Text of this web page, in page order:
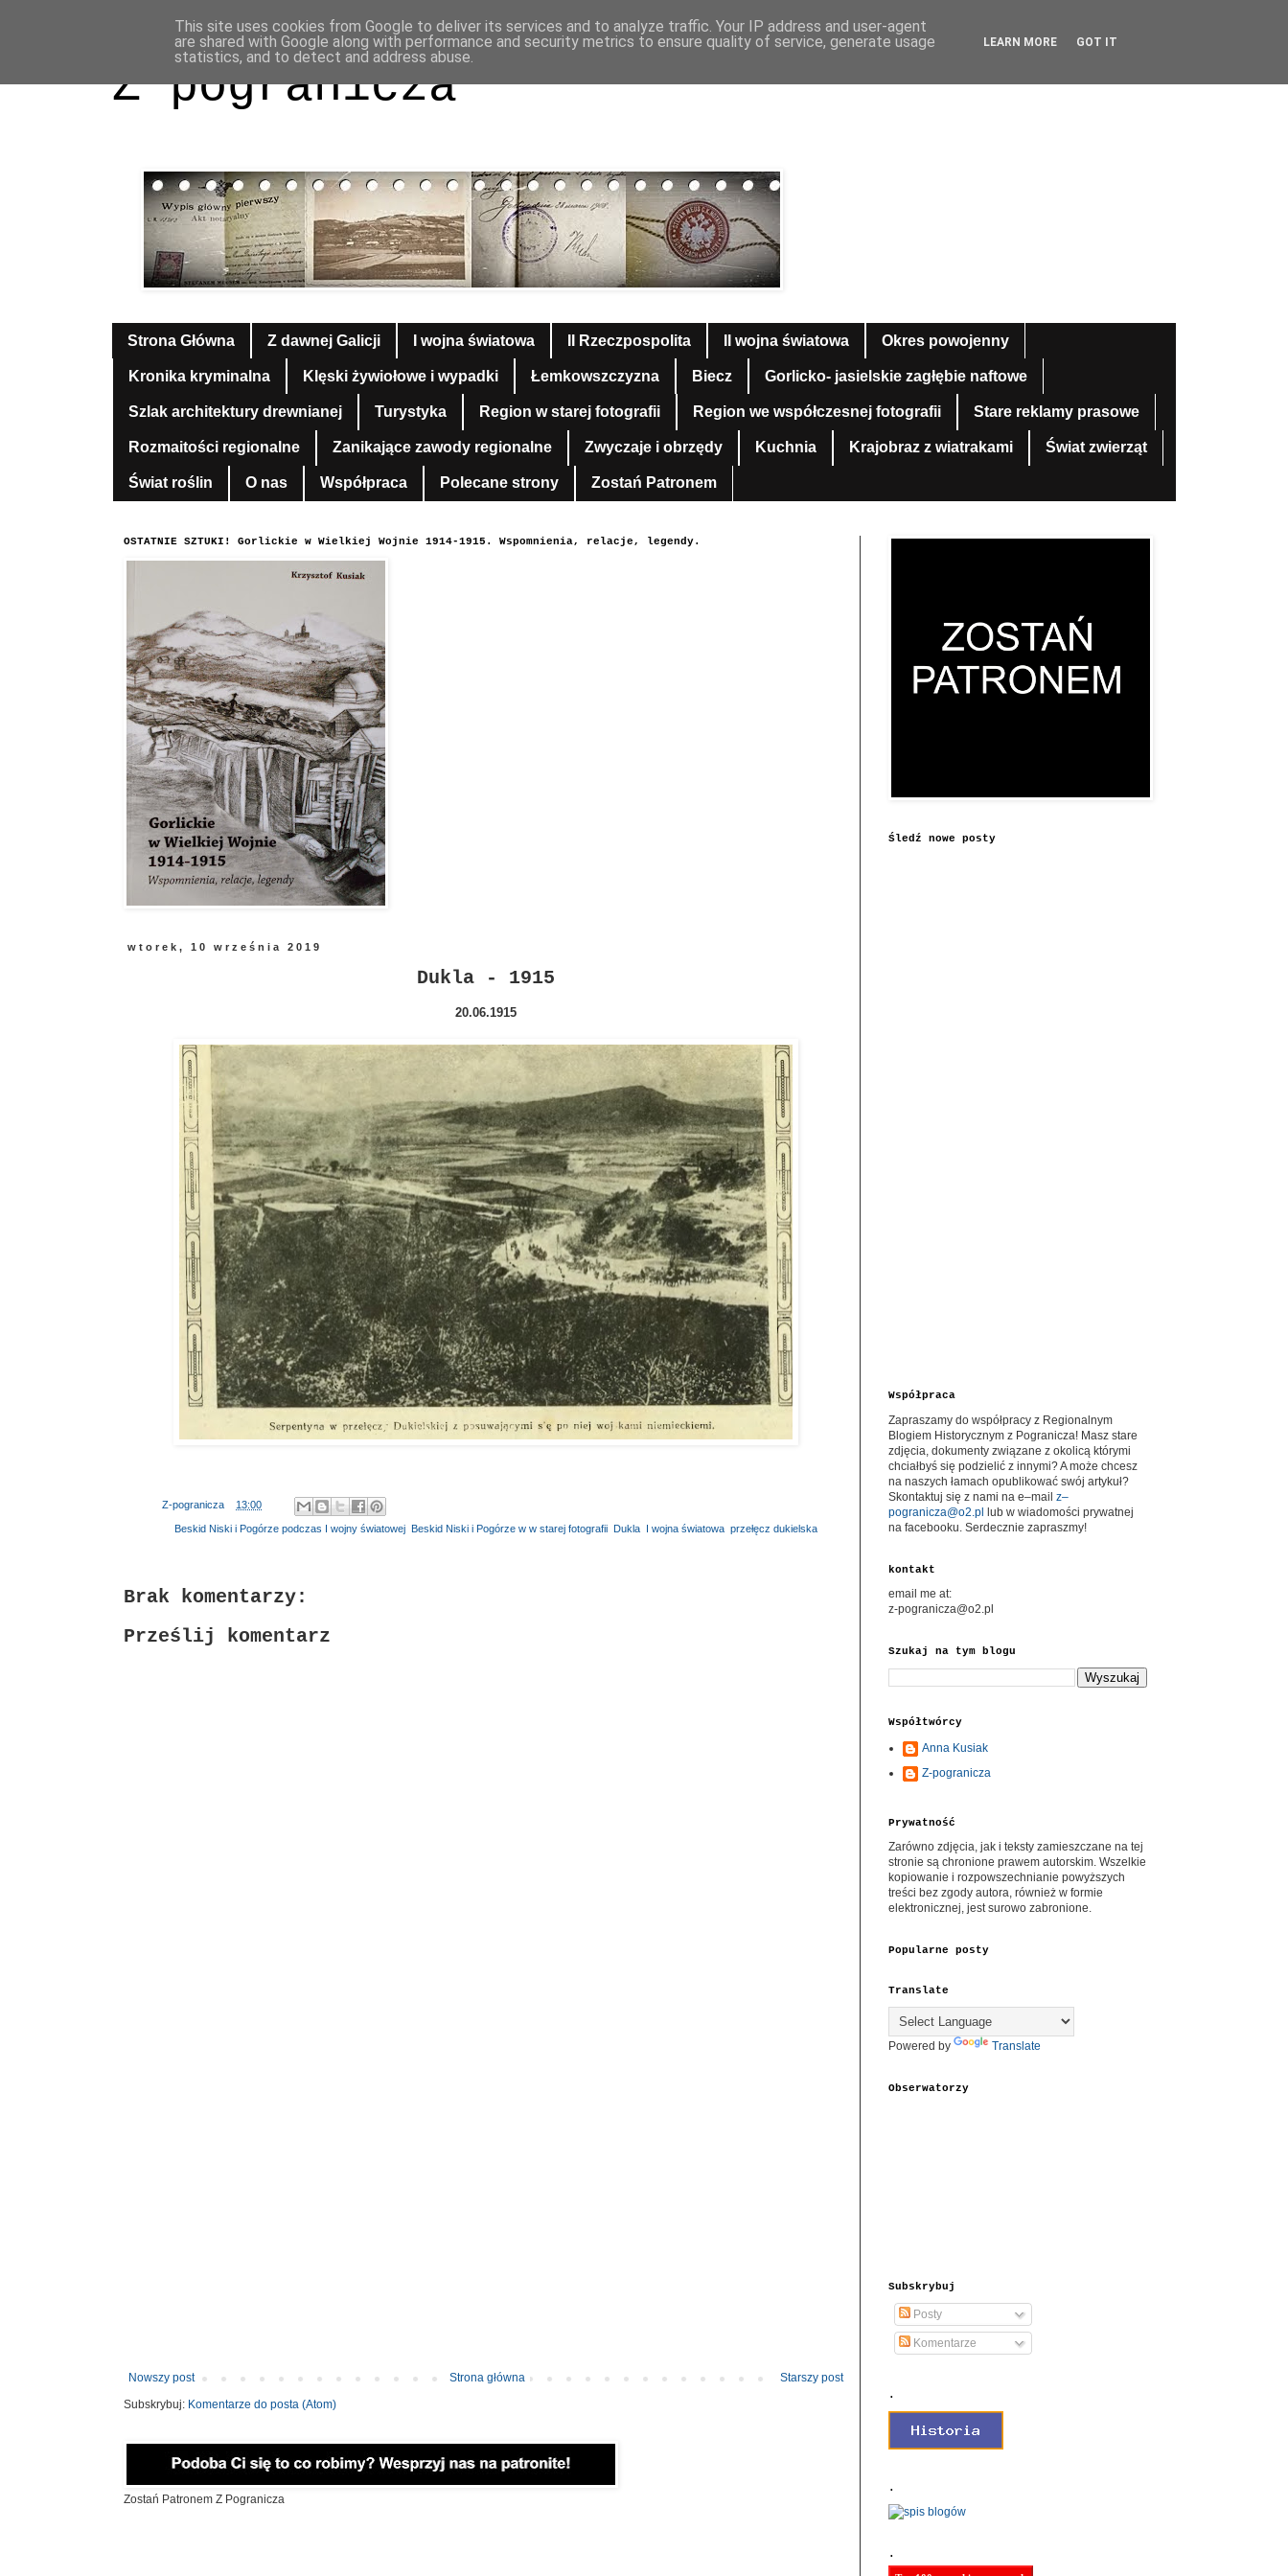
Z pogranicza
Strona Główna Z dawnej Galicji I wojna światowa II Rzeczpospolita II wojna światowa Okres powojenny
Kronika kryminalna Klęski żywiołowe i wypadki Łemkowszczyzna Biecz Gorlicko- jasielskie zagłębie naftowe
Szlak architektury drewnianej Turystyka Region w starej fotografii Region we współczesnej fotografii Stare reklamy prasowe
Rozmaitości regionalne Zanikające zawody regionalne Zwyczaje i obrzędy Kuchnia Krajobraz z wiatrakami Świat zwierząt
Świat roślin O nas Współpraca Polecane strony Zostań Patronem
OSTATNIE SZTUKI! Gorlickie w Wielkiej Wojnie 1914-1915. Wspomnienia, relacje, legendy.
wtorek, 10 września 2019
Dukla - 1915
20.06.1915
Z-pogranicza 13:00
Beskid Niski i Pogórze podczas I wojny światowej Beskid Niski i Pogórze w w starej fotografii Dukla I wojna światowa przełęcz dukielska
Brak komentarzy:
Prześlij komentarz
Nowszy post Starszy post
Strona główna
Subskrybuj: Komentarze do posta (Atom)
Zostań Patronem Z Pogranicza
Śledź nowe posty
Współpraca
Zapraszamy do współpracy z Regionalnym
Blogiem Historycznym z Pogranicza! Masz stare
zdjęcia, dokumenty związane z okolicą którymi
chciałbyś się podzielić z innymi? A może chcesz
na naszych łamach opublikować swój artykuł?
Skontaktuj się z nami na e–mail z–
pogranicza@o2.pl
lub w wiadomości prywatnej
na facebooku. Serdecznie zapraszmy!
kontakt
email me at:
z-pogranicza@o2.pl
Szukaj na tym blogu
Współtwórcy
Anna Kusiak
Z-pogranicza
Prywatność
Zarówno zdjęcia, jak i teksty zamieszczane na tej
stronie są chronione prawem autorskim. Wszelkie
kopiowanie i rozpowszechnianie powyższych
treści bez zgody autora, również w formie
elektronicznej, jest surowo zabronione.
Popularne posty
Translate
Powered by Translate
Obserwatorzy
Subskrybuj
Posty
Komentarze
.
.
.
This site uses cookies from Google to deliver its services and to analyze traffic. Your IP address and user-agent
are shared with Google along with performance and security metrics to ensure quality of service, generate usage
statistics, and to detect and address abuse.
LEARN MORE GOT IT